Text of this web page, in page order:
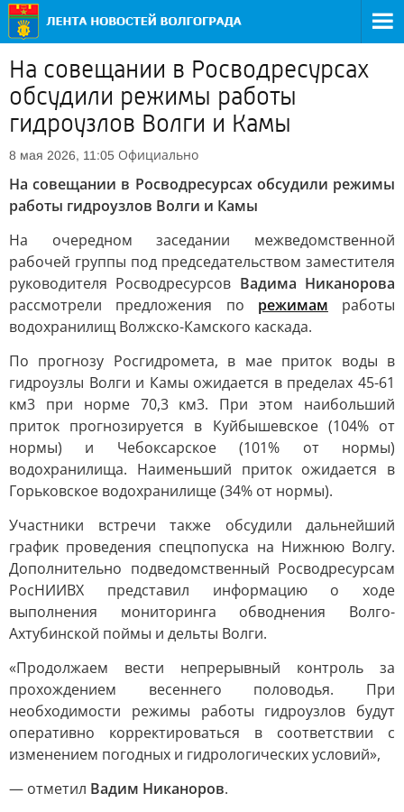
На совещании в Росводресурсах
обсудили режимы работы
гидроузлов Волги и Камы
8 мая 2026, 11:05 Официально
На совещании в Росводресурсах обсудили режимы
работы гидроузлов Волги и Камы
На очередном заседании межведомственной
рабочей группы под председательством заместителя
руководителя Росводресурсов Вадима Никанорова
рассмотрели предложения по режимам работы
водохранилищ Волжско-Камского каскада.
По прогнозу Росгидромета, в мае приток воды в
гидроузлы Волги и Камы ожидается в пределах 45-61
км3 при норме 70,3 км3. При этом наибольший
приток прогнозируется в Куйбышевское (104% от
нормы) и Чебоксарское (101% от нормы)
водохранилища. Наименьший приток ожидается в
Горьковское водохранилище (34% от нормы).
Участники встречи также обсудили дальнейший
график проведения спецпопуска на Нижнюю Волгу.
Дополнительно подведомственный Росводресурсам
РосНИИВХ представил информацию о ходе
выполнения мониторинга обводнения Волго-
Ахтубинской поймы и дельты Волги.
«Продолжаем вести непрерывный контроль за
прохождением весеннего половодья. При
необходимости режимы работы гидроузлов будут
оперативно корректироваться в соответствии с
изменением погодных и гидрологических условий»,
— отметил Вадим Никаноров.